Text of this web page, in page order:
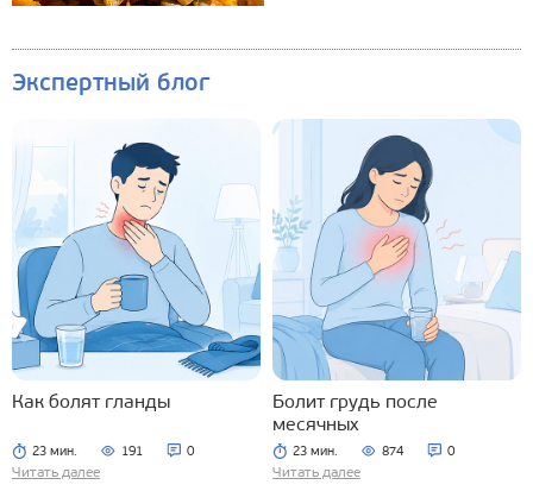
Экспертный блог
Как болят гланды
23 мин. 191 0
Читать далее
Болит грудь после
месячных
23 мин. 874 0
Читать далее